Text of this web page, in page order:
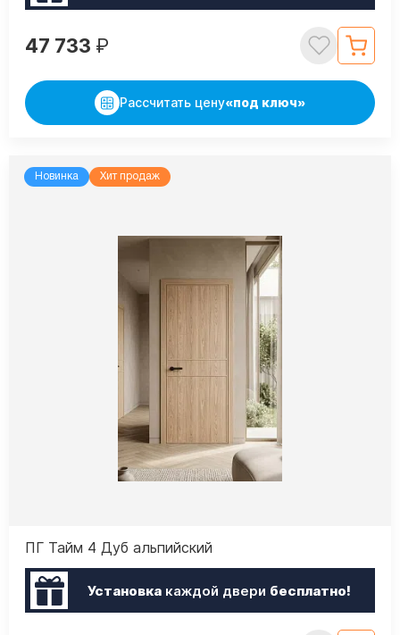
47 733 ₽
Рассчитать цену«под ключ»
Новинка Хит продаж
ПГ Тайм 4 Дуб альпийский
Установкакаждой двери бесплатно!